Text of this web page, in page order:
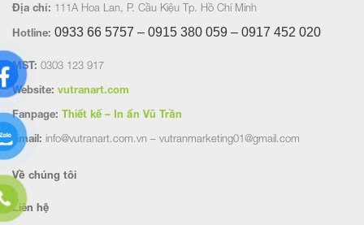
Địa chỉ: 111A Hoa Lan, P. Cầu Kiệu Tp. Hồ Chí Minh
Hotline: 0933 66 5757 – 0915 380 059 – 0917 452 020
MST: 0303 123 917
Website: vutranart.com
Fanpage: Thiết kế – In ấn Vũ Trần
Email: info@vutranart.com.vn – vutranmarketing01@gmail.com
Về chúng tôi
Liên hệ